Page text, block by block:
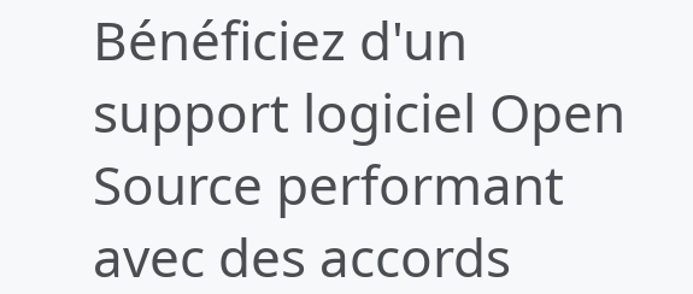
Bénéficiez d'un
support logiciel Open
Source performant
avec des accords